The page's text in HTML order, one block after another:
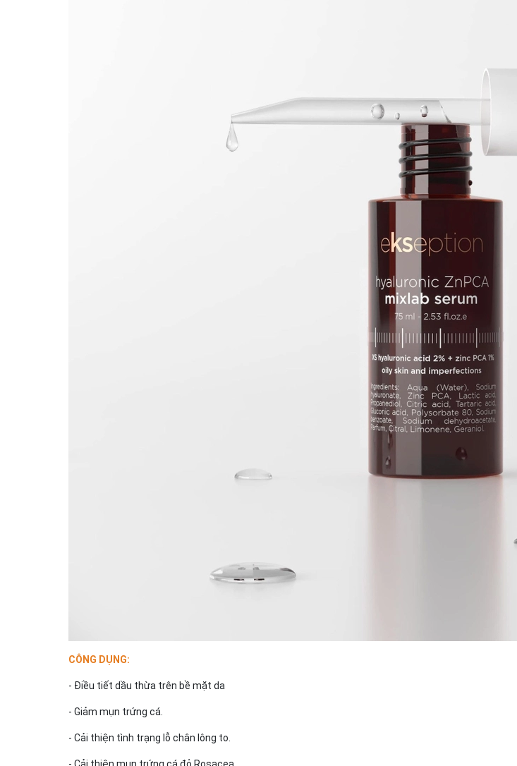
CÔNG DỤNG:
- Điều tiết dầu thừa trên bề mặt da
- Giảm mụn trứng cá.
- Cải thiện tình trạng lỗ chân lông to.